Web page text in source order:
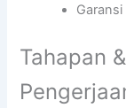
Tahapan